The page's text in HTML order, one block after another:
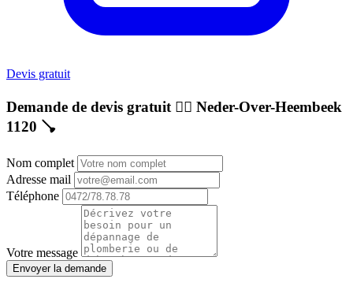
Devis gratuit
Demande de devis gratuit 👷‍♂️ Neder-Over-Heembeek
1120 🪠
Nom complet
Adresse mail
Téléphone
Votre message
Envoyer la demande